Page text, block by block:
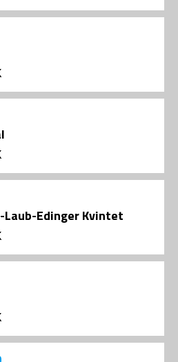
Laub-Edinger Kvintet